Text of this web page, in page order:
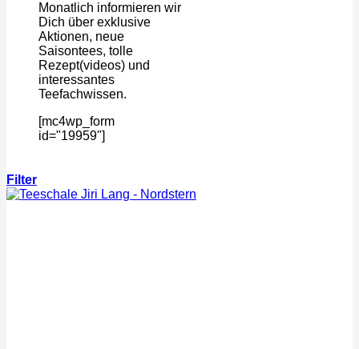
Monatlich informieren wir
Dich über exklusive
Aktionen, neue
Saisontees, tolle
Rezept(videos) und
interessantes
Teefachwissen.
[mc4wp_form
id="19959"]
Filter